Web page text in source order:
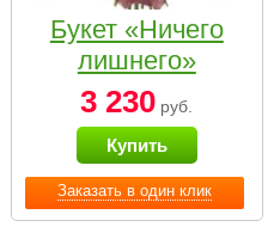
Заказать в один клик
Букет «Ничего
лишнего»
3 230 руб.
Купить